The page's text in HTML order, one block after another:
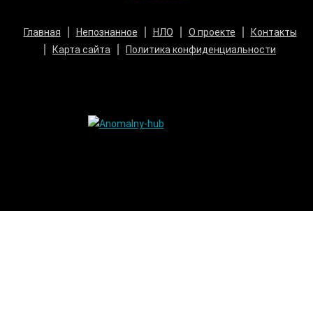
Главная Непознанное НЛО О проекте
Контакты
Карта сайта
Политика конфиденциальности